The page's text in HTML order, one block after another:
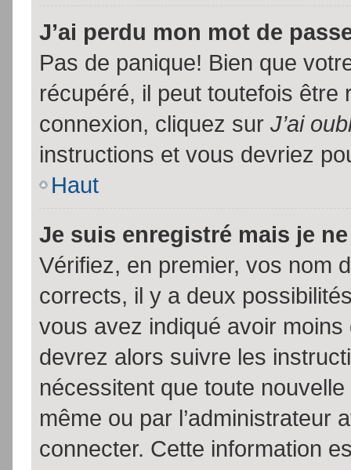
J’ai perdu mon mot de
Pas de panique! Bien que
récupéré, il peut toutefois être
connexion, cliquez sur J’ai
instructions et vous devriez
Haut
Je suis enregistré mais je
Vérifiez, en premier, vos nom
corrects, il y a deux
vous avez indiqué avoir
devrez alors suivre les
nécessitent que toute
même ou par l’administrateur
connecter. Cette information